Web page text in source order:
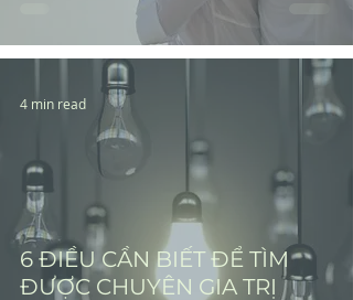
6 ĐIỀU CẦN BIẾT ĐỂ TÌM
ĐƯỢC CHUYÊN GIA TRỊ
4 min read